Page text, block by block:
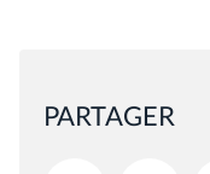
PARTAGER